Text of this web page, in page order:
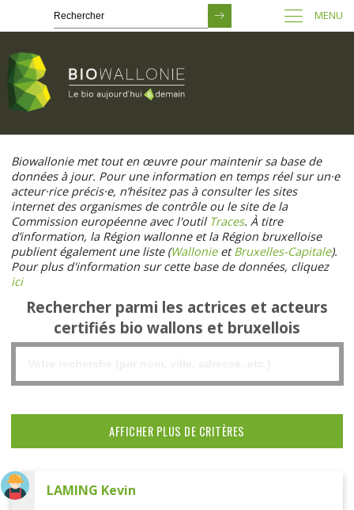
contenu
principal
MENU
Biowallonie met tout en œuvre pour maintenir sa base de
données à jour. Pour une information en temps réel sur un·e
acteur·rice précis·e, n’hésitez pas à consulter les sites
internet des organismes de contrôle ou le site de la
Commission européenne avec l'outil Traces. À titre
d’information, la Région wallonne et la Région bruxelloise
publient également une liste (WallonieetBruxelles-Capitale).
Pour plus d'information sur cette base de données, cliquez
ici
Rechercher parmi les actrices et acteurs
certifiés bio wallons et bruxellois
LAMING Kevin
AFFICHER PLUS DE CRITÈRES